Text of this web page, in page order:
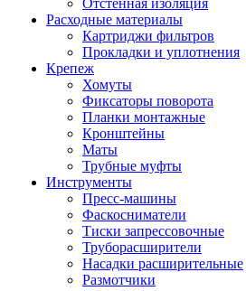
Отстенная изоляция
Расходные материалы
Картриджи фильтров
Прокладки и уплотнения
Крепеж
Хомуты
Фиксаторы поворота
Планки монтажные
Кронштейны
Маты
Трубные муфты
Инструменты
Пресс-машины
Фаскосниматели
Тиски запрессовочные
Труборасширители
Насадки расширительные
Размотчики